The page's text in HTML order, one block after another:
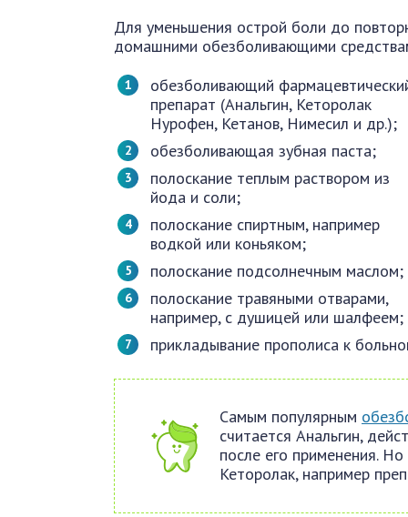
Для уменьшения острой боли до
домашними обезболивающими
обезболивающий
препарат (Анальгин, Кеторолак
Нурофен, Кетанов, Нимесил и др.);
обезболивающая зубная паста;
полоскание теплым раствором из
йода и соли;
полоскание спиртным, например
водкой или коньяком;
полоскание подсолнечным маслом;
полоскание травяными отварами,
например, с душицей или шалфеем;
прикладывание прополиса к
Самым популярным
считается Анальгин,
после его применения.
Кеторолак, например